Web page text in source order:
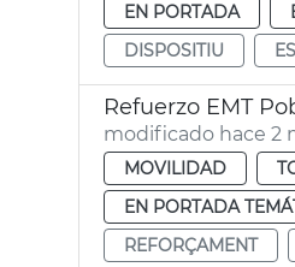
EN PORTADA
DISPOSITIU
Refuerzo EMT
modificado hace 2
MOVILIDAD
EN PORTADA
REFORÇAMENT